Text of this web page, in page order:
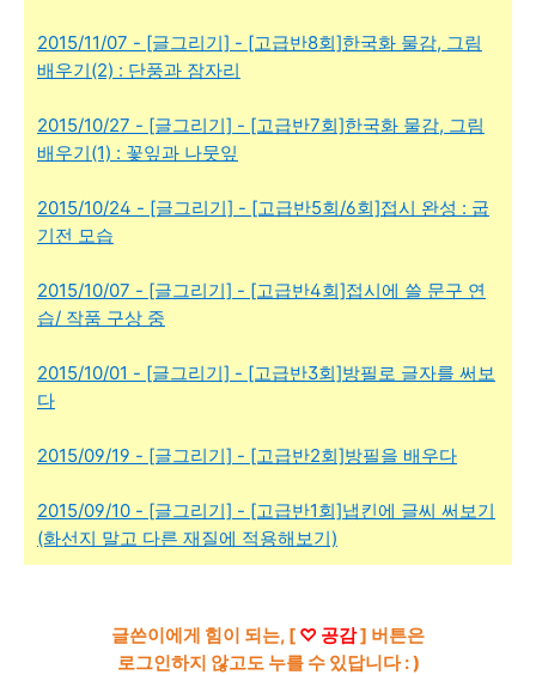
2015/11/07 - [글그리기] - [고급반8회]한국화 물감, 그림
배우기(2) : 단풍과 잠자리
2015/10/27 - [글그리기] - [고급반7회]한국화 물감, 그림
배우기(1) : 꽃잎과 나뭇잎
2015/10/24 - [글그리기] - [고급반5회/6회]접시 완성 : 굽
기전 모습
2015/10/07 - [글그리기] - [고급반4회]접시에 쓸 문구 연
습/ 작품 구상 중
2015/10/01 - [글그리기] - [고급반3회]방필로 글자를 써보
다
2015/09/19 - [글그리기] - [고급반2회]방필을 배우다
2015/09/10 - [글그리기] - [고급반1회]냅킨에 글씨 써보기
(화선지 말고 다른 재질에 적용해보기)
글쓴이에게 힘이 되는, [ ♡ 공감] 버튼은
로그인하지 않고도 누를 수 있답니다 : )